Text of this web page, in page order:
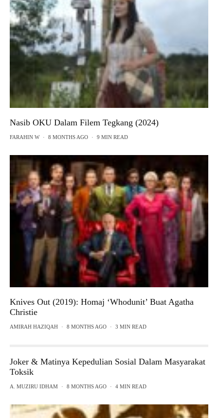
Nasib OKU Dalam Filem Tegkang (2024)
FARAHIN W · 8 MONTHS AGO · 9 MIN READ
Knives Out (2019): Homaj ‘Whodunit’ Buat Agatha
Christie
AMIRAH HAZIQAH · 8 MONTHS AGO · 3 MIN READ
Joker & Matinya Kepedulian Sosial Dalam Masyarakat
Toksik
A. MUZIRU IDHAM · 8 MONTHS AGO · 4 MIN READ